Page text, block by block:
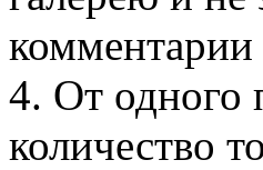
комментарии
4. От одного
количество